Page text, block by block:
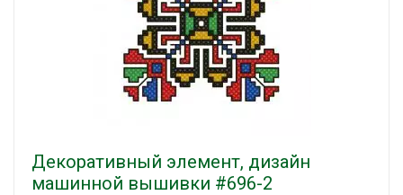
Декоративный элемент, дизайн
машинной вышивки #696-2